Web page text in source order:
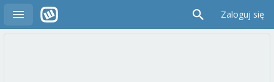
Zaloguj się